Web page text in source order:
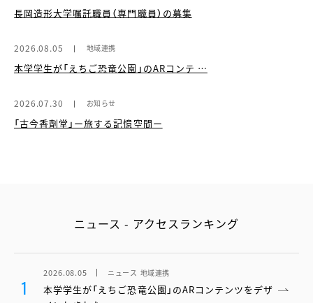
長岡造形大学嘱託職員（専門職員）の募集
2026.08.05 地域連携
本学学生が「えちご恐竜公園」のARコンテ …
2026.07.30 お知らせ
「古今香劑堂」ー旅する記憶空間ー
ニュース - アクセスランキング
1
2026.08.05 ニュース 地域連携
本学学生が「えちご恐竜公園」のARコンテンツをデザ